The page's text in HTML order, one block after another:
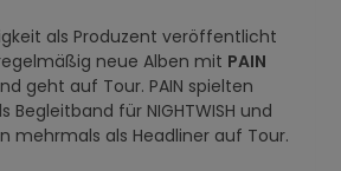
als Produzent veröffentlicht
neue Alben mit PAIN
geht auf Tour. PAIN spielten
Begleitband für NIGHTWISH und
mehrmals als Headliner auf Tour.